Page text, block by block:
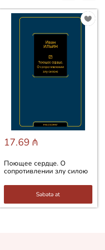
17.69 ₼
Поющее сердце. О
сопротивлении злу силою
Səbətə at